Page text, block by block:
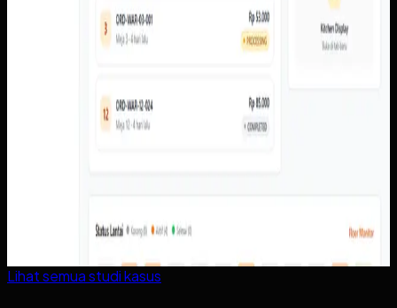
Lihat semua studi kasus